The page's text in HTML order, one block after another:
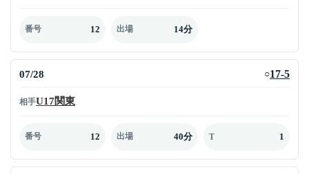
番号 12 出場 14分
07/28 ○17-5
相手U17関東
番号 12 出場 40分 T 1